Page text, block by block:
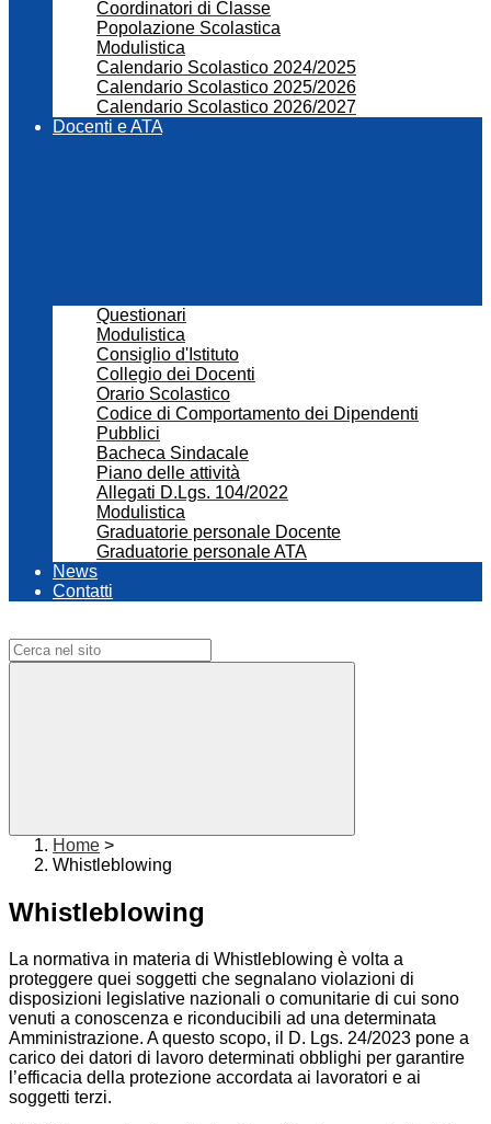
Coordinatori di Classe
Popolazione Scolastica
Modulistica
Calendario Scolastico 2024/2025
Calendario Scolastico 2025/2026
Calendario Scolastico 2026/2027
Docenti e ATA
Questionari
Modulistica
Consiglio d'Istituto
Collegio dei Docenti
Orario Scolastico
Codice di Comportamento dei Dipendenti
Pubblici
Bacheca Sindacale
Piano delle attività
Allegati D.Lgs. 104/2022
Modulistica
Graduatorie personale Docente
Graduatorie personale ATA
News
Contatti
Home >
Whistleblowing
Whistleblowing
La normativa in materia di Whistleblowing è volta a
proteggere quei soggetti che segnalano violazioni di
disposizioni legislative nazionali o comunitarie di cui sono
venuti a conoscenza e riconducibili ad una determinata
Amministrazione. A questo scopo, il D. Lgs. 24/2023 pone a
carico dei datori di lavoro determinati obblighi per garantire
l’efficacia della protezione accordata ai lavoratori e ai
soggetti terzi.